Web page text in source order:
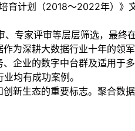
计划（2018～2022年）
家评审等层层筛选，最终
为深耕大数据行业十年的领
企业的数字中台群及适用于
均有成功案例。
新生态的重要标志。聚合数